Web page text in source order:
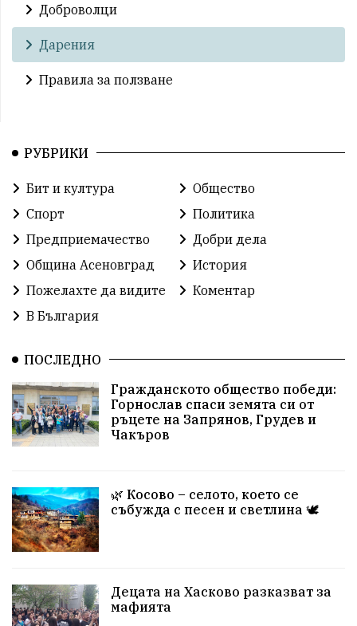
Доброволци
Дарения
Правила за ползване
РУБРИКИ
Бит и култура
Общество
Спорт
Политика
Предприемачество
Добри дела
Община Асеновград
История
Пожелахте да видите
Коментар
В България
ПОСЛЕДНО
Гражданското общество победи:
Горнослав спаси земята си от
ръцете на Запрянов, Грудев и
Чакъров
🌿 Косово – селото, което се
събужда с песен и светлина 🕊️
Децата на Хасково разказват за
мафията